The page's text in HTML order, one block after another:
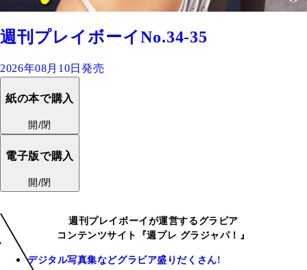
週刊プレイボーイNo.34-35
2026年08月10日発売
紙の本で購入
開/閉
電子版で購入
開/閉
週刊プレイボーイが運営するグラビア
コンテンツサイト『週プレ グラジャパ！』
デジタル写真集などグラビア盛りだくさん!